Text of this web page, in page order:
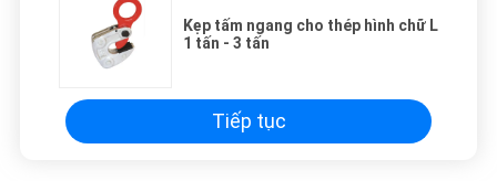
Kẹp tấm ngang cho thép hình chữ L
1 tấn - 3 tấn
Tiếp tục